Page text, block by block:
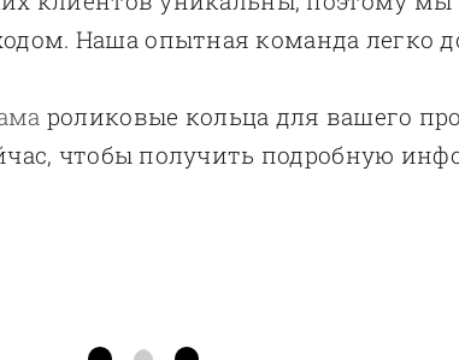
Наша опытная команда легко
роликовые кольца для вашего
чтобы получить подробную